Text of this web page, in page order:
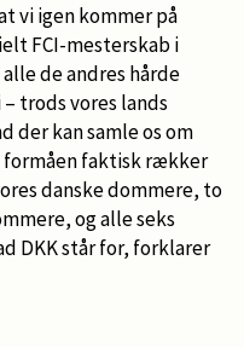
vi igen kommer på
FCI-mesterskab i
de andres hårde
trods vores lands
der kan samle os om
formåen faktisk rækker
danske dommere, to
og alle seks
DKK står for, forklarer